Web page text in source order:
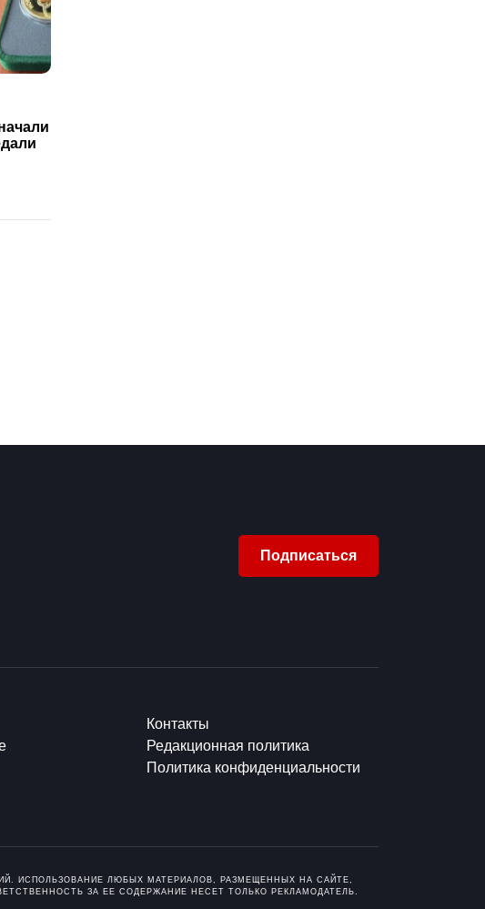
Подписаться
Контакты
Редакционная политика
Политика конфиденциальности
ИСПОЛЬЗОВАНИЕ ЛЮБЫХ МАТЕРИАЛОВ, РАЗМЕЩЕННЫХ НА САЙТЕ,
ЗА ЕЕ СОДЕРЖАНИЕ НЕСЕТ ТОЛЬКО РЕКЛАМОДАТЕЛЬ.